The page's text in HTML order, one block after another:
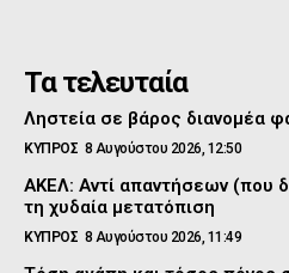
Τα τελευταία
Ληστεία σε βάρος διανομέα
ΚΥΠΡΟΣ 8 Αυγούστου 2026, 12:50
ΑΚΕΛ: Αντί απαντήσεων (που
τη χυδαία μετατόπιση
ΚΥΠΡΟΣ 8 Αυγούστου 2026, 11:49